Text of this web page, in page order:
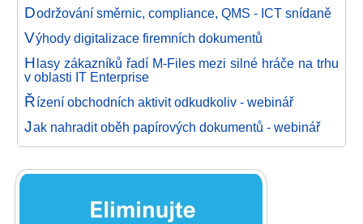
Dodržování směrnic, compliance, QMS - ICT snídaně
Výhody digitalizace firemních dokumentů
Hlasy zákazníků řadí M-Files mezi silné hráče na trhu
v oblasti IT Enterprise
Řízení obchodních aktivit odkudkoliv - webinář
Jak nahradit oběh papírových dokumentů - webinář